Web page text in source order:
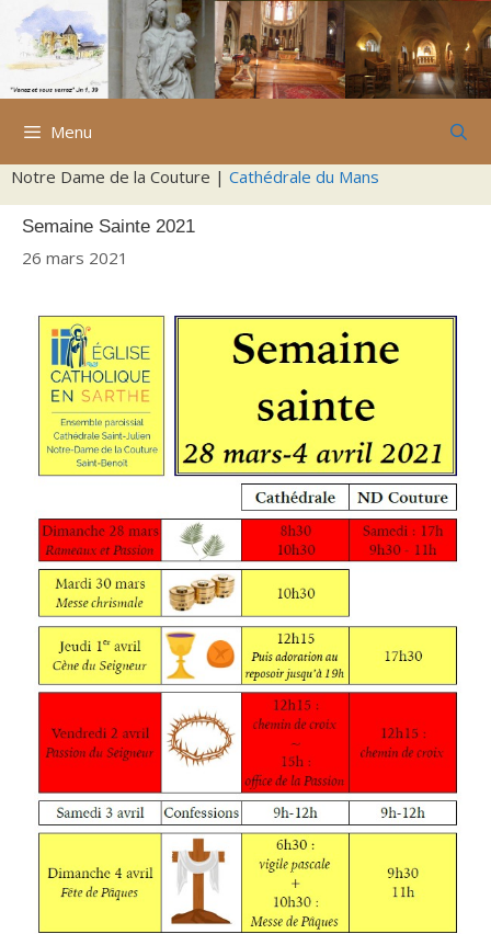
Aller
contenu
Menu
Notre Dame de la Couture | Cathédrale du Mans
Semaine Sainte 2021
26 mars 2021